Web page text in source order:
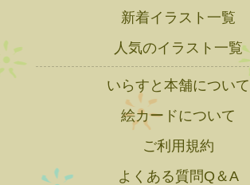
新着イラスト一覧
人気のイラスト一覧
いらすと本舗について
絵カードについて
ご利用規約
よくある質問Q＆A